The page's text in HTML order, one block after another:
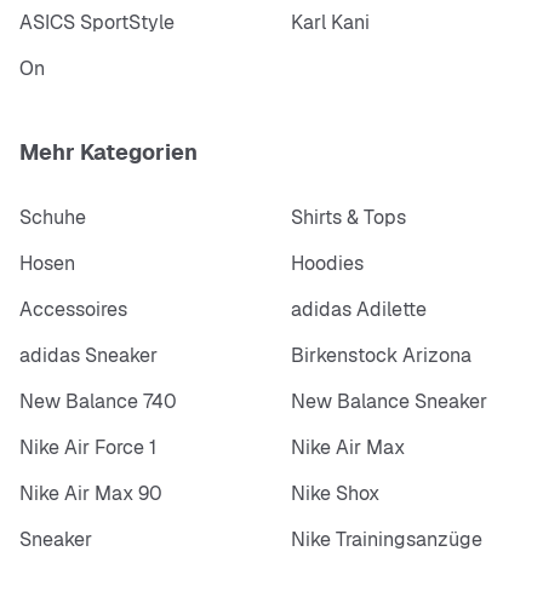
ASICS SportStyle
Karl Kani
On
Mehr Kategorien
Schuhe
Shirts & Tops
Hosen
Hoodies
Accessoires
adidas Adilette
adidas Sneaker
Birkenstock Arizona
New Balance 740
New Balance Sneaker
Nike Air Force 1
Nike Air Max
Nike Air Max 90
Nike Shox
Sneaker
Nike Trainingsanzüge